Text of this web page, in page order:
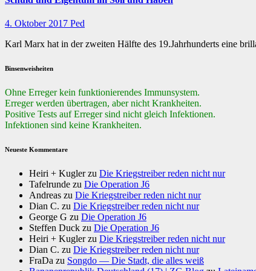
4. Oktober 2017 Ped
Karl Marx hat in der zweiten Hälfte des 19.Jahrhunderts eine
Binsenweisheiten
Ohne Erreger kein funktionierendes Immunsystem.
Erreger werden übertragen, aber nicht Krankheiten.
Positive Tests auf Erreger sind nicht gleich Infektionen.
Infektionen sind keine Krankheiten.
Neueste Kommentare
Heiri + Kuglerzu Die Kriegstreiber reden nicht nur
Tafelrunde zu Die Operation J6
Andreas zu Die Kriegstreiber reden nicht nur
Dian C. zu Die Kriegstreiber reden nicht nur
George G zu Die Operation J6
Steffen Duck zu Die Operation J6
Heiri + Kuglerzu Die Kriegstreiber reden nicht nur
Dian C. zu Die Kriegstreiber reden nicht nur
FraDa zu Songdo — Die Stadt, die alles weiß